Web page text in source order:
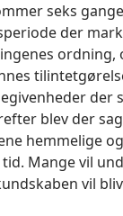
seks
der
ordning,
blev der
hemmelige
Mange vil
vil